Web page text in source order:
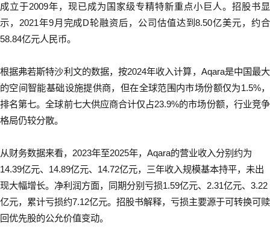
成立于2009年，现已成为国家级专精特新重点小巨人。招股书显
示，2021年9月完成D轮融资后，公司估值达到8.50亿美元，约合
58.84亿元人民币。
根据弗若斯特沙利文的数据，按2024年收入计算，Aqara是中国最大
的空间智能基础设施提供商，但在全球范围内市场份额仅为1.5%，
排名第七。全球前七大供应商合计仅占23.9%的市场份额，行业竞争
格局仍较分散。
从财务数据来看，2023年至2025年，Aqara的营业收入分别约为
14.39亿元、14.89亿元、14.72亿元，三年收入规模基本持平，未出
现大幅增长。净利润方面，同期分别亏损1.59亿元、2.31亿元、3.22
亿元，累计亏损约7.12亿元。招股书解释，亏损主要源于可转换可赎
回优先股的公允价值变动。